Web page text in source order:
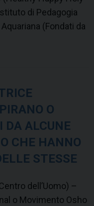
di Pedagogia
(Fondati da
O
DA ALCUNE
CHE HANNO
STESSE
dell’Uomo) –
o Movimento Osho